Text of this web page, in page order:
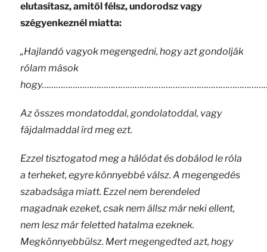
elutasítasz, amitől félsz, undorodsz vagy
szégyenkeznél miatta:
„Hajlandó vagyok megengedni, hogy azt gondolják
rólam mások
Az összes mondatoddal, gondolatoddal, vagy
fájdalmaddal írd meg ezt.
Ezzel tisztogatod meg a hálódat és dobálod le róla
a terheket, egyre könnyebbé válsz. A megengedés
szabadsága miatt. Ezzel nem berendeled
magadnakezeket, csak nem állsz már neki ellent,
nem lesz már feletted hatalma ezeknek.
Megkönnyebbülsz. Mert megengedted azt, hogy